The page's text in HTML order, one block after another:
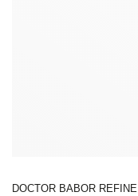
DOCTOR BABOR REFINE